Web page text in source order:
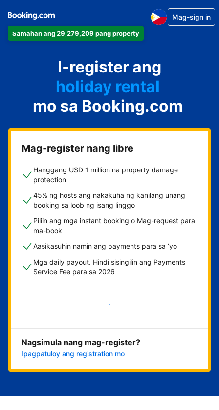
Samahan ang 29,279,209 pang property
Mag-sign in
I-register ang
apartment
hotel
holiday rental
guest house
bed and breakfast
mo sa Booking.com
Mag-register nang libre
Hanggang USD 1 million na property damage
protection
45% ng hosts ang nakakuha ng kanilang unang
booking sa loob ng isang linggo
Piliin ang mga instant booking o Mag-request para
ma-book
Aasikasuhin namin ang payments para sa ‘yo
Mga daily payout. Hindi sisingilin ang Payments
Service Fee para sa 2026
Magsimula na
Nagsimula nang mag-register?
Ipagpatuloy ang registration mo